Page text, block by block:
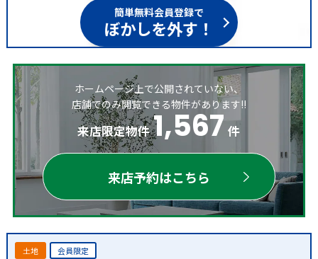
簡単無料会員登録で
ぼかしを外す！
ホームページ上で公開されていない、
店舗でのみ閲覧できる物件があります!!
来店限定物件 1,567 件
来店予約はこちら
土地 会員限定